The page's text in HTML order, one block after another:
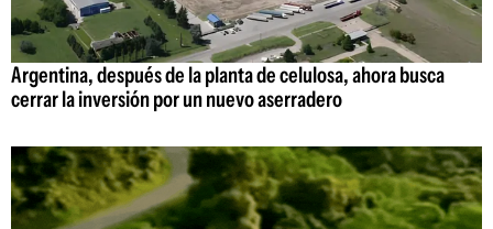
Argentina, después de la planta de celulosa, ahora busca
cerrar la inversión por un nuevo aserradero